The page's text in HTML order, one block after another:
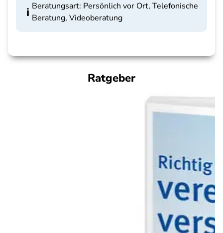
Beratungsart: Persönlich vor Ort, Telefonische
Beratung, Videoberatung
Ratgeber